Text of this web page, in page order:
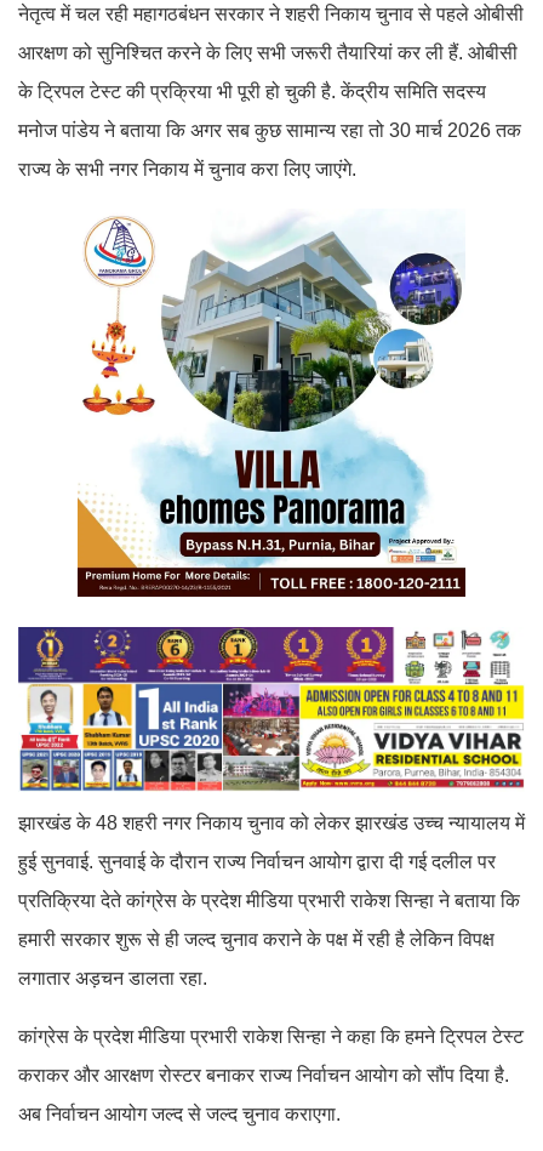
नेतृत्व में चल रही महागठबंधन सरकार ने शहरी निकाय चुनाव से पहले ओबीसी
आरक्षण को सुनिश्चित करने के लिए सभी जरूरी तैयारियां कर ली हैं. ओबीसी
के ट्रिपल टेस्ट की प्रक्रिया भी पूरी हो चुकी है. केंद्रीय समिति सदस्य
मनोज पांडेय ने बताया कि अगर सब कुछ सामान्य रहा तो 30 मार्च 2026 तक
राज्य के सभी नगर निकाय में चुनाव करा लिए जाएंगे.
झारखंड के 48 शहरी नगर निकाय चुनाव को लेकर झारखंड उच्च न्यायालय में
हुई सुनवाई. सुनवाई के दौरान राज्य निर्वाचन आयोग द्वारा दी गई दलील पर
प्रतिक्रिया देते कांग्रेस के प्रदेश मीडिया प्रभारी राकेश सिन्हा ने बताया कि
हमारी सरकार शुरू से ही जल्द चुनाव कराने के पक्ष में रही है लेकिन विपक्ष
लगातार अड़चन डालता रहा.
कांग्रेस के प्रदेश मीडिया प्रभारी राकेश सिन्हा ने कहा कि हमने ट्रिपल टेस्ट
कराकर और आरक्षण रोस्टर बनाकर राज्य निर्वाचन आयोग को सौंप दिया है.
अब निर्वाचन आयोग जल्द से जल्द चुनाव कराएगा.